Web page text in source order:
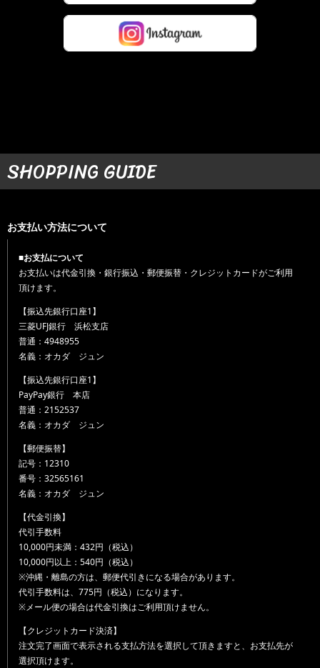
SHOPPING GUIDE
お支払い方法について
■お支払について
お支払いは代金引換・銀行振込・郵便振替・クレジットカードがご利用
頂けます。
【振込先銀行口座1】
三菱UFJ銀行 浜松支店
普通：4948955
名義：オカダ ジュン
【振込先銀行口座1】
PayPay銀行 本店
普通：2152537
名義：オカダ ジュン
【郵便振替】
記号：12310
番号：32565161
名義：オカダ ジュン
【代金引換】
代引手数料
10,000円未満：432円（税込）
10,000円以上：540円（税込）
※沖縄・離島の方は、郵便代引きになる場合があります。
代引手数料は、775円（税込）になります。
※メール便の場合は代金引換はご利用頂けません。
【クレジットカード決済】
注文完了画面で表示される支払方法を選択して頂きますと、お支払先が
選択頂けます。